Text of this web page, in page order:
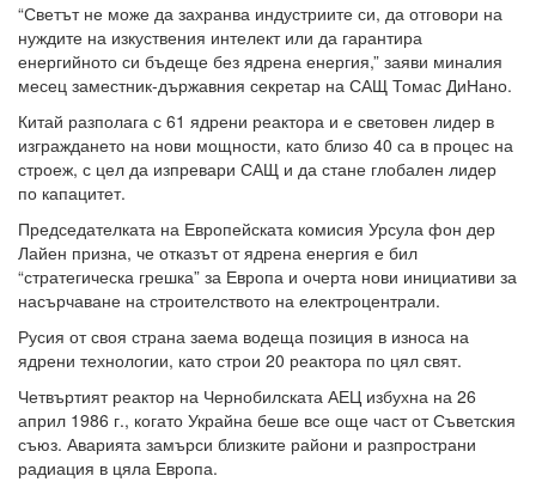
“Светът не може да захранва индустриите си, да отговори на
нуждите на изкуствения интелект или да гарантира
енергийното си бъдеще без ядрена енергия,” заяви миналия
месец заместник-държавния секретар на САЩ Томас ДиНано.
Китай разполага с 61 ядрени реактора и е световен лидер в
изграждането на нови мощности, като близо 40 са в процес на
строеж, с цел да изпревари САЩ и да стане глобален лидер
по капацитет.
Председателката на Европейската комисия Урсула фон дер
Лайен призна, че отказът от ядрена енергия е бил
“стратегическа грешка” за Европа и очерта нови инициативи за
насърчаване на строителството на електроцентрали.
Русия от своя страна заема водеща позиция в износа на
ядрени технологии, като строи 20 реактора по цял свят.
Четвъртият реактор на Чернобилската АЕЦ избухна на 26
април 1986 г., когато Украйна беше все още част от Съветския
съюз. Аварията замърси близките райони и разпространи
радиация в цяла Европа.